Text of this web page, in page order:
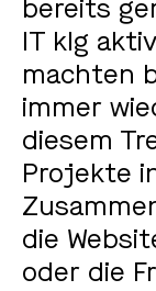
bereits
IT klg
machten
immer
diesem
Projekte
die
oder die